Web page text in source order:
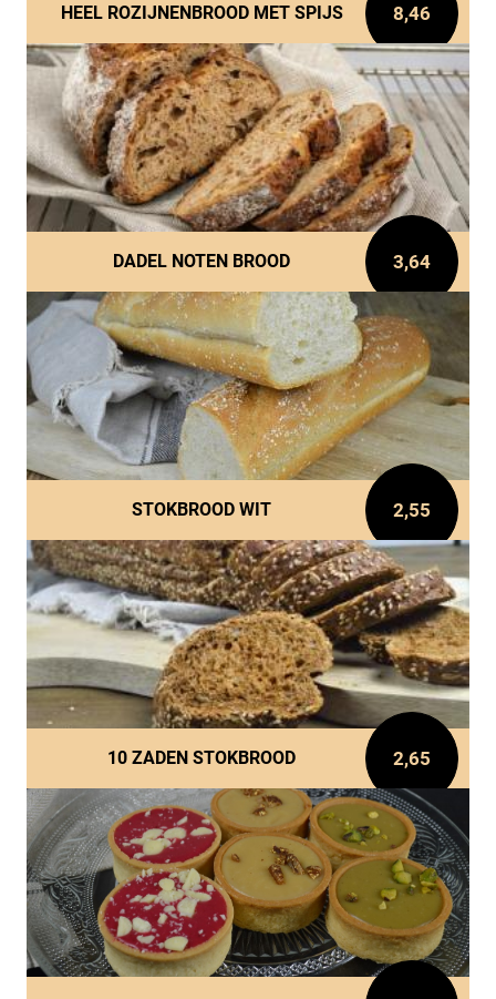
HEEL ROZIJNENBROOD MET SPIJS 8,46
DADEL NOTEN BROOD 3,64
STOKBROOD WIT 2,55
10 ZADEN STOKBROOD 2,65